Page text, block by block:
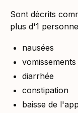
Sont décrits
plus d'1
nausées
vomissements
diarrhée
constipation
baisse de